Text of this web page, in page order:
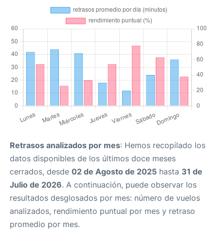
Retrasos analizados por mes: Hemos recopilado los
datos disponibles de los últimos doce meses
cerrados, desde 02 de Agosto de 2025 hasta 31 de
Julio de 2026. A continuación, puede observar los
resultados desglosados por mes: número de vuelos
analizados, rendimiento puntual por mes y retraso
promedio por mes.